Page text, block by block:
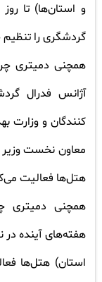
و استان‌ها) تا روز
گردشگری را تنظیم
همچنی دمیتری
آژانس فدرال
کنندگان و وزارت
معاون نخست وزیر
هتل‌ها فعالیت
همچنی دمیتری
هفته‌های آینده
استان) هتل‌ها